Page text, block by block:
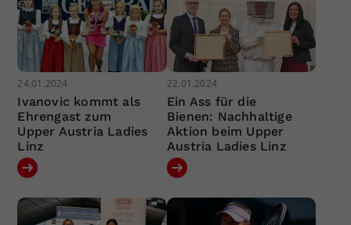
24.01.2024
Ivanovic kommt als
Ehrengast zum
Upper Austria Ladies
Linz
22.01.2024
Ein Ass für die
Bienen: Nachhaltige
Aktion beim Upper
Austria Ladies Linz